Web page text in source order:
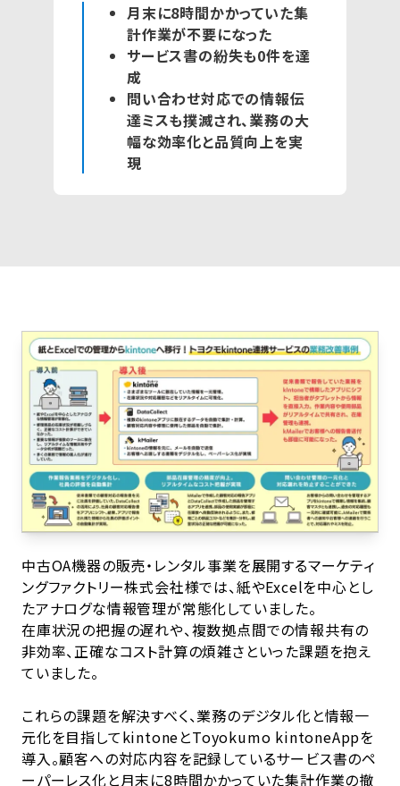
月末に8時間かかっていた集
計作業が不要になった
サービス書の紛失も0件を達
成
問い合わせ対応での情報伝
達ミスも撲滅され、業務の大
幅な効率化と品質向上を実
現
中古OA機器の販売・レンタル事業を展開するマーケティ
ングファクトリー株式会社様では、紙やExcelを中心とし
たアナログな情報管理が常態化していました。
在庫状況の把握の遅れや、複数拠点間での情報共有の
非効率、正確なコスト計算の煩雑さといった課題を抱え
ていました。
これらの課題を解決すべく、業務のデジタル化と情報一
元化を目指してkintoneとToyokumo kintoneAppを
導入。顧客への対応内容を記録しているサービス書のペ
ーパーレス化と月末に8時間かかっていた集計作業の撤